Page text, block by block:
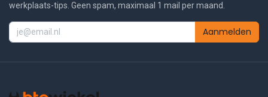
werkplaats-tips. Geen spam, maximaal 1 mail per maand.
Aanmelden